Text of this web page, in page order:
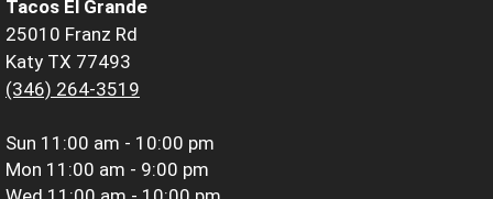
Tacos El Grande
25010 Franz Rd
Katy TX 77493
(346) 264-3519
Sun 11:00 am - 10:00 pm
Mon 11:00 am - 9:00 pm